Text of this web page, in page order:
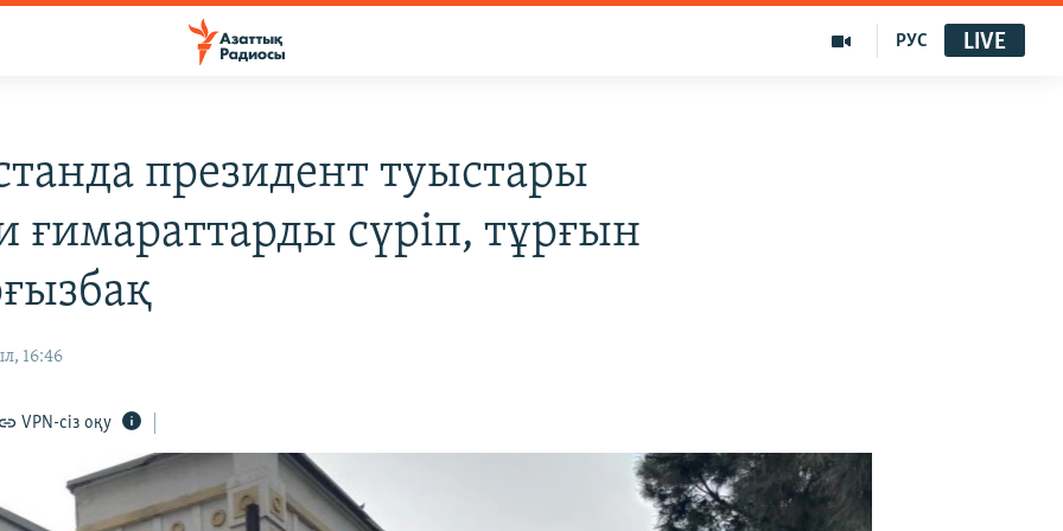
РУС LIVE
президент туыстары
ғимараттарды сүріп, тұрғын
16:46
VPN-сіз оқу